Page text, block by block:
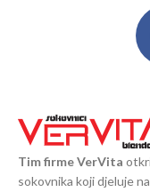
Tim firme VerVita
sokovnika koji djeluje